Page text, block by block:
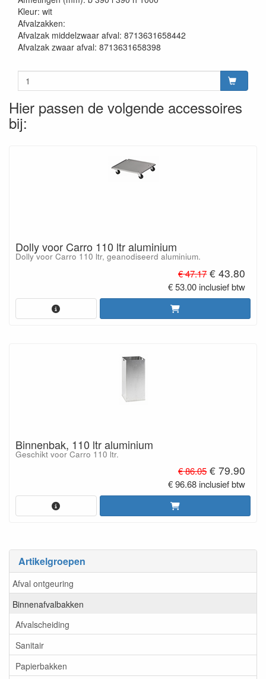
Artikelgroepen
Afval ontgeuring
Binnenafvalbakken
Afvalscheiding
Sanitair
Papierbakken
Kleur: wit
Afvalzakken:
Afvalzak middelzwaar afval: 8713631658442
Afvalzak zwaar afval: 8713631658398
Hier passen de volgende accessoires
bij:
Dolly voor Carro 110 ltr aluminium
Dolly voor Carro 110 ltr, geanodiseerd aluminium.
€ 47.17€ 43.80
€ 53.00 inclusief btw
Binnenbak, 110 ltr aluminium
Geschikt voor Carro 110 ltr.
€ 86.05€ 79.90
€ 96.68 inclusief btw